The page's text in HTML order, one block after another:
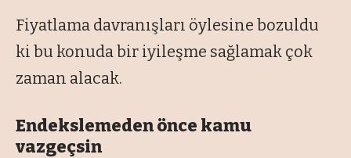
Fiyatlama davranışları öylesine bozuldu
ki bu konuda bir iyileşme sağlamak çok
zaman alacak.
Endekslemeden önce kamu
vazgeçsin